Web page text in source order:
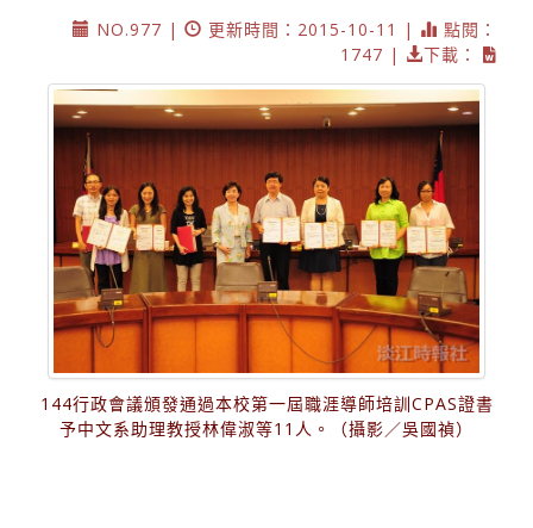
NO.977 |
更新時間：2015-10-11 |
點閱：
1747 |
下載：
144行政會議頒發通過本校第一屆職涯導師培訓CPAS證書
予中文系助理教授林偉淑等11人。（攝影／吳國禎）